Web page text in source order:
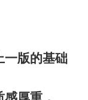
一版的基础